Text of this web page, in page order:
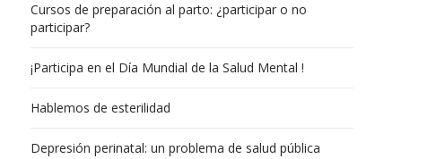
Cursos de preparación al parto: ¿participar o no
participar?
¡Participa en el Día Mundial de la Salud Mental !
Hablemos de esterilidad
Depresión perinatal: un problema de salud pública